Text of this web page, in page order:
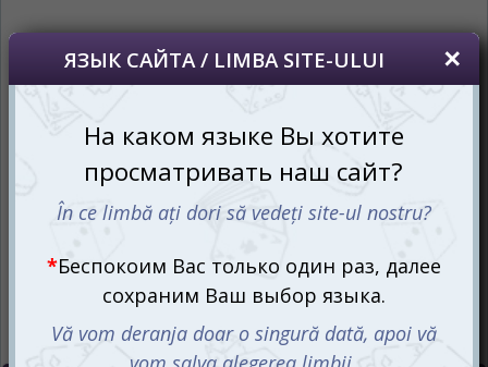
al paginii.